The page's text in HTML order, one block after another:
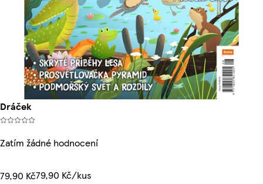
Dráček
Zatím žádné hodnocení
79,90 Kč79,90 Kč/kus